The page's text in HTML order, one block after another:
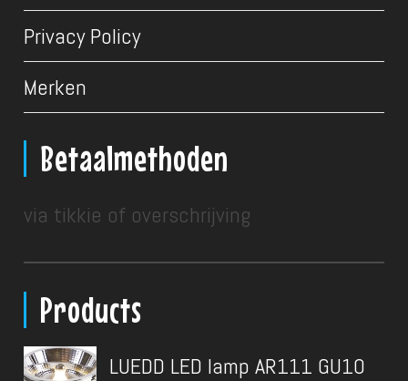
Privacy Policy
Merken
Betaalmethoden
via tikkie of overschrijving
Products
LUEDD LED lamp AR111 GU10